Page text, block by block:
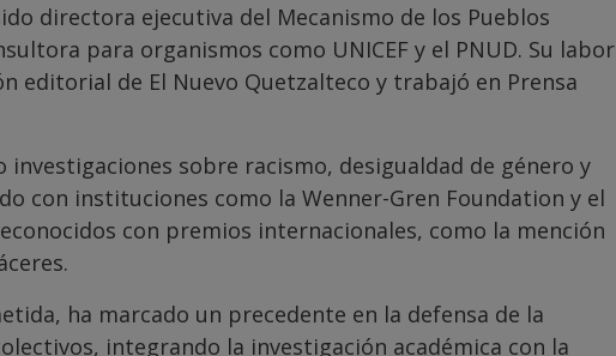
directora ejecutiva del Mecanismo de los Pueblos
para organismos como UNICEF y el PNUD. Su labor
editorial de El Nuevo Quetzalteco y trabajó en Prensa
investigaciones sobre racismo, desigualdad de género y
con instituciones como la Wenner-Gren Foundation y el
con premios internacionales, como la mención
ha marcado un precedente en la defensa de la
integrando la investigación académica con la